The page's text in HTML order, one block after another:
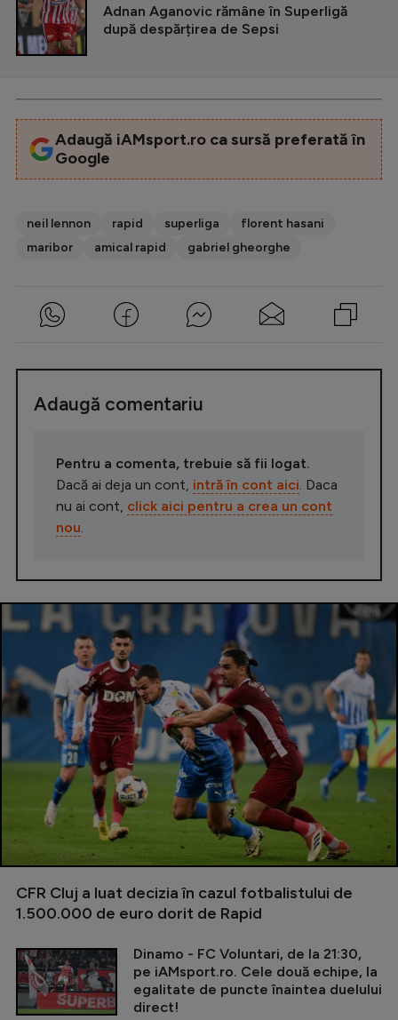
Adnan Aganovic rămâne în Superligă
după despărțirea de Sepsi
Adaugă iAMsport.ro ca sursă preferată în
Google
neil lennon rapid superliga
florent hasani
maribor
amical rapid gabriel gheorghe
Adaugă comentariu
Pentru a comenta, trebuie să fii logat.
Dacă ai deja un cont, intră în cont aici . Daca
nu ai cont, click aici pentru a crea un cont
nou
CFR Cluj a luat decizia în cazul fotbalistului de
1.500.000 de euro dorit de Rapid
Dinamo - FC Voluntari, de la 21:30,
pe iAMsport.ro. Cele două echipe, la
egalitate de puncte înaintea duelului
direct!